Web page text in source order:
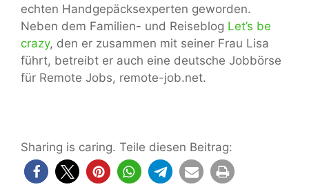
echten Handgepäcksexperten geworden.
Neben dem Familien- und Reiseblog Let’s be
crazy, den er zusammen mit seiner Frau Lisa
führt, betreibt er auch eine deutsche Jobbörse
für Remote Jobs, remote-job.net.
Sharing is caring. Teile diesen Beitrag: